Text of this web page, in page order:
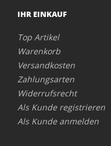
IHR EINKAUF
Top Artikel
Warenkorb
Versandkosten
Zahlungsarten
Widerrufsrecht
Als Kunde registrieren
Als Kunde anmelden